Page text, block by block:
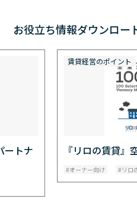
お役立ち情報ダウンロー
ートナ
賃貸経営のポイント
『リロの賃貸』
オーナー向け リロ